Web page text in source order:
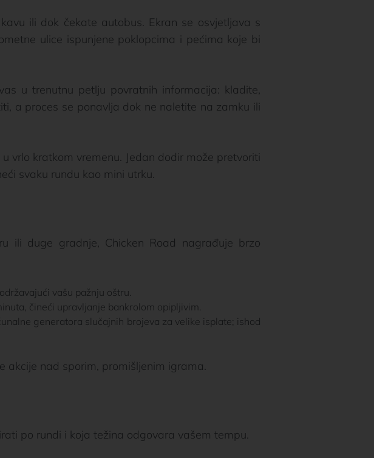
ili dok čekate autobus. Ekran se osvjetljava s
ulice ispunjene poklopcima i pećima koje bi
u trenutnu petlju povratnih informacija: kladite,
a proces se ponavlja dok ne naletite na zamku ili
vrlo kratkom vremenu. Jedan dodir može pretvoriti
svaku rundu kao mini utrku.
ili duge gradnje, Chicken Road nagrađuje brzo
vašu pažnju oštru.
čineći upravljanje bankrolom opipljivim.
generatora slučajnih brojeva za velike isplate; ishod
akcije nad sporim, promišljenim igrama.
po rundi i koja težina odgovara vašem tempu.